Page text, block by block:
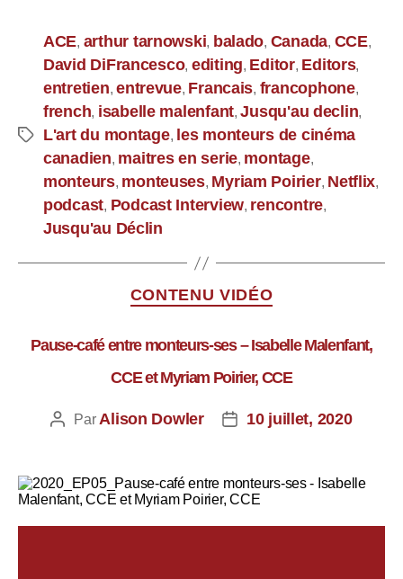
ACE, arthur tarnowski, balado, Canada, CCE,
David DiFrancesco, editing, Editor, Editors,
entretien,entrevue, Francais, francophone,
french, isabelle malenfant,Jusqu'au declin,
L'art du montage, les monteurs de cinéma
canadien, maitres en serie, montage,
monteurs, monteuses, Myriam Poirier, Netflix,
podcast, Podcast Interview, rencontre,
Jusqu'au Déclin
CONTENU VIDÉO
Pause-café entre monteurs-ses – Isabelle Malenfant,
CCE et Myriam Poirier, CCE
Par Alison Dowler 10 juillet, 2020